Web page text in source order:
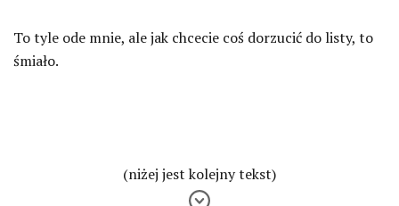
To tyle ode mnie, ale jak chcecie coś dorzucić do listy, to
śmiało.
(niżej jest kolejny tekst)